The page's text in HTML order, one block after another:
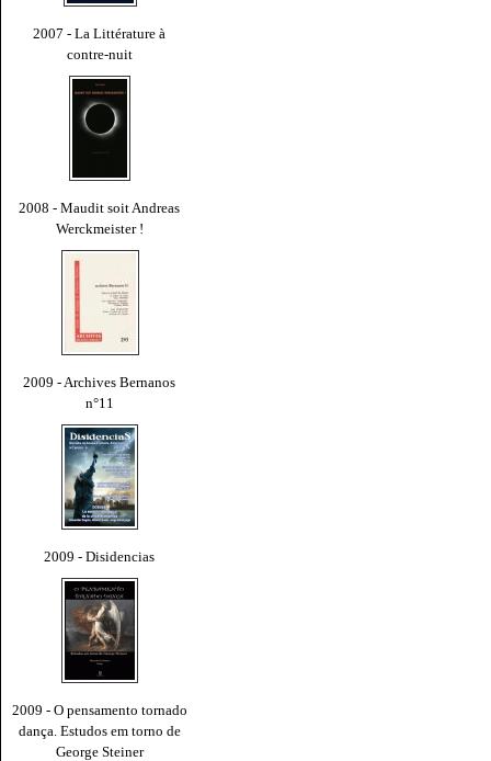
2007 - La Littérature à
contre-nuit
2008 - Maudit soit Andreas
Werckmeister !
2009 - Archives Bernanos
n°11
2009 - Disidencias
2009 - O pensamento tornado
dança. Estudos em torno de
George Steiner